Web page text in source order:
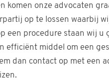
komen onze advocaten
op te lossen waarbij
een procedure staan wij
efficiënt middel om een
dan contact op met een